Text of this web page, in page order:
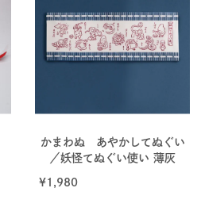
かまわぬ あやかしてぬぐい
／妖怪てぬぐい使い 薄灰
¥1,980